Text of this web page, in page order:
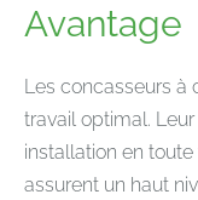
Avantage
Les concasseurs à
travail optimal.
installation en
assurent un haut